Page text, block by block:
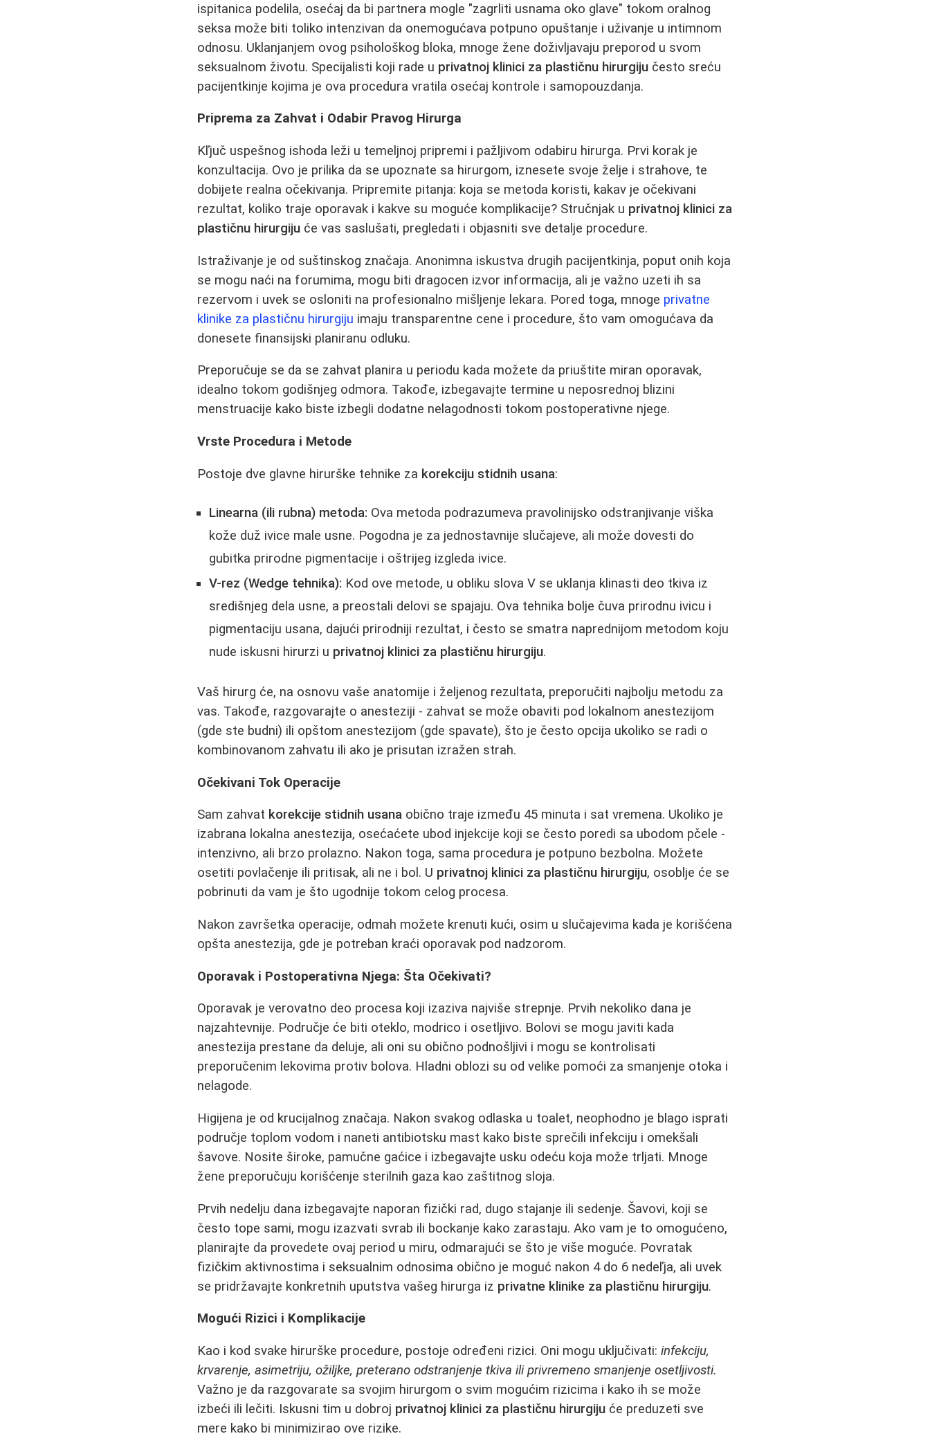
ispitanica podelila, osećaj da bi partnera mogle "zagrliti usnama oko glave" tokom oralnog
seksa može biti toliko intenzivan da onemogućava potpuno opuštanje i uživanje u intimnom
odnosu. Uklanjanjem ovog psihološkog bloka, mnoge žene doživljavaju preporod u svom
seksualnom životu. Specijalisti koji rade u privatnoj klinici za plastičnu hirurgiju često sreću
pacijentkinje kojima je ova procedura vratila osećaj kontrole i samopouzdanja.
Priprema za Zahvat i Odabir Pravog Hirurga
Kľjuč uspešnog ishoda leži u temeljnoj pripremi i pažljivom odabiru hirurga. Prvi korak je
konzultacija. Ovo je prilika da se upoznate sa hirurgom, iznesete svoje želje i strahove, te
dobijete realna očekivanja. Pripremite pitanja: koja se metoda koristi, kakav je očekivani
rezultat, koliko traje oporavak i kakve su moguće komplikacije? Stručnjak u privatnoj klinici za
plastičnu hirurgiju će vas saslušati, pregledati i objasniti sve detalje procedure.
Istraživanje je od suštinskog značaja. Anonimna iskustva drugih pacijentkinja, poput onih koja
se mogu naći na forumima, mogu biti dragocen izvor informacija, ali je važno uzeti ih sa
rezervom i uvek se osloniti na profesionalno mišljenje lekara. Pored toga, mnoge privatne
klinike za plastičnu hirurgiju imaju transparentne cene i procedure, što vam omogućava da
donesete finansijski planiranu odluku.
Preporučuje se da se zahvat planira u periodu kada možete da priuštite miran oporavak,
idealno tokom godišnjeg odmora. Takođe, izbegavajte termine u neposrednoj blizini
menstruacije kako biste izbegli dodatne nelagodnosti tokom postoperativne njege.
Vrste Procedura i Metode
Postoje dve glavne hirurške tehnike za korekciju stidnih usana:
Linearna (ili rubna) metoda: Ova metoda podrazumeva pravolinijsko odstranjivanje viška
kože duž ivice male usne. Pogodna je za jednostavnije slučajeve, ali može dovesti do
gubitka prirodne pigmentacije i oštrijeg izgleda ivice.
V-rez (Wedge tehnika): Kod ove metode, u obliku slova V se uklanja klinasti deo tkiva iz
središnjeg dela usne, a preostali delovi se spajaju. Ova tehnika bolje čuva prirodnu ivicu i
pigmentaciju usana, dajući prirodniji rezultat, i često se smatra naprednijom metodom koju
nude iskusni hirurzi u privatnoj klinici za plastičnu hirurgiju.
Vaš hirurg će, na osnovu vaše anatomije i željenog rezultata, preporučiti najbolju metodu za
vas. Takođe, razgovarajte o anesteziji - zahvat se može obaviti pod lokalnom anestezijom
(gde ste budni) ili opštom anestezijom (gde spavate), što je često opcija ukoliko se radi o
kombinovanom zahvatu ili ako je prisutan izražen strah.
Očekivani Tok Operacije
Sam zahvat korekcije stidnih usana obično traje između 45 minuta i sat vremena. Ukoliko je
izabrana lokalna anestezija, osećaćete ubod injekcije koji se često poredi sa ubodom pčele -
intenzivno, ali brzo prolazno. Nakon toga, sama procedura je potpuno bezbolna. Možete
osetiti povlačenje ili pritisak, ali ne i bol. U privatnoj klinici za plastičnu hirurgiju, osoblje će se
pobrinuti da vam je što ugodnije tokom celog procesa.
Nakon završetka operacije, odmah možete krenuti kući, osim u slučajevima kada je korišćena
opšta anestezija, gde je potreban kraći oporavak pod nadzorom.
Oporavak i Postoperativna Njega: Šta Očekivati?
Oporavak je verovatno deo procesa koji izaziva najviše strepnje. Prvih nekoliko dana je
najzahtevnije. Područje će biti oteklo, modrico i osetljivo. Bolovi se mogu javiti kada
anestezija prestane da deluje, ali oni su obično podnošljivi i mogu se kontrolisati
preporučenim lekovima protiv bolova. Hladni oblozi su od velike pomoći za smanjenje otoka i
nelagode.
Higijena je od krucijalnog značaja. Nakon svakog odlaska u toalet, neophodno je blago isprati
područje toplom vodom i naneti antibiotsku mast kako biste sprečili infekciju i omekšali
šavove. Nosite široke, pamučne gaćice i izbegavajte usku odeću koja može trljati. Mnoge
žene preporučuju korišćenje sterilnih gaza kao zaštitnog sloja.
Prvih nedelju dana izbegavajte naporan fizički rad, dugo stajanje ili sedenje. Šavovi, koji se
često tope sami, mogu izazvati svrab ili bockanje kako zarastaju. Ako vam je to omogućeno,
planirajte da provedete ovaj period u miru, odmarajući se što je više moguće. Povratak
fizičkim aktivnostima i seksualnim odnosima obično je moguć nakon 4 do 6 nedeľja, ali uvek
se pridržavajte konkretnih uputstva vašeg hirurga iz privatne klinike za plastičnu hirurgiju.
Mogući Rizici i Komplikacije
Kao i kod svake hirurške procedure, postoje određeni rizici. Oni mogu uključivati:infekciju,
krvarenje, asimetriju, ožiljke, preterano odstranjenje tkiva ili privremeno smanjenje osetljivosti.
Važno je da razgovarate sa svojim hirurgom o svim mogućim rizicima i kako ih se može
izbeći ili lečiti. Iskusni tim u dobroj privatnoj klinici za plastičnu hirurgiju će preduzeti sve
mere kako bi minimizirao ove rizike.